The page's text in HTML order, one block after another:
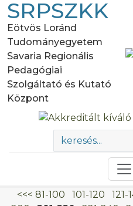
SRPSZKK
Eötvös Loránd
Tudományegyetem
Savaria Regionális
Pedagógiai
Szolgáltató és Kutató
Központ
<<< 81-100 101-120 121-